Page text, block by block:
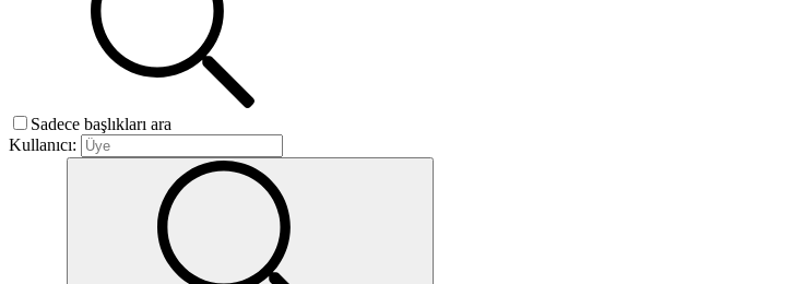
Sadece başlıkları ara
Kullanıcı: